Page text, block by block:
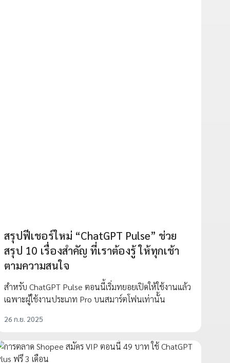
สรุปฟีเชอร์ใหม่ “ChatGPT Pulse” ช่วย
สรุป 10 เรื่องสำคัญ ที่เราต้องรู้ ให้ทุกเช้า
ตามความสนใจ
สำหรับ ChatGPT Pulse ตอนนี้เริ่มทยอยเปิดให้ใช้งานแล้ว
เฉพาะผู้ใช้งานประเภท Pro บนสมาร์ตโฟนเท่านั้น
26 ก.ย. 2025